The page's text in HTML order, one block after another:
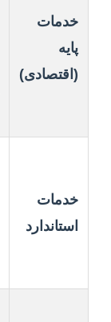
خدمات
پایه
(اقتصادی)
خدمات
استاندارد